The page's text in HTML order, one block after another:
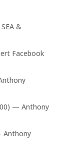
&
Facebook
— Anthony
Anthony